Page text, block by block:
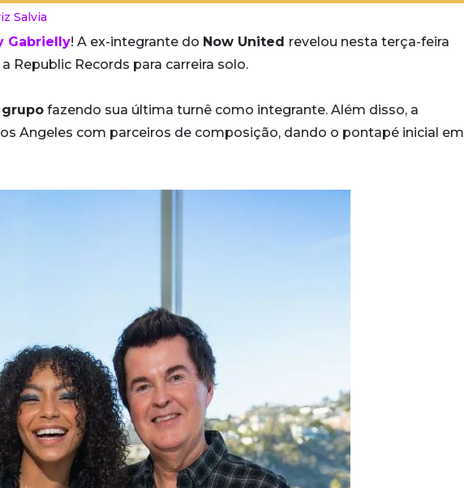
Salvia
Gabrielly! A ex-integrante do Now United revelou nesta terça-feira
Republic Records para carreira solo.
fazendo sua última turnê como integrante. Além disso, a
Angeles com parceiros de composição, dando o pontapé inicial em